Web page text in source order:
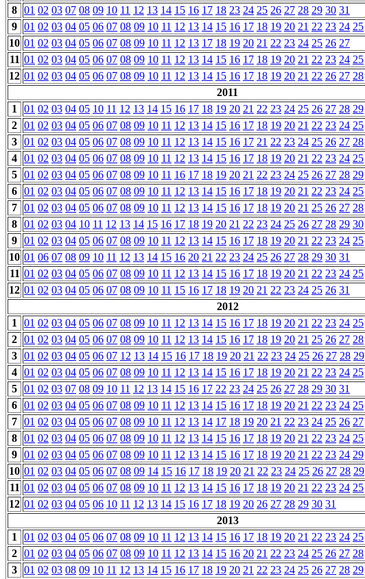
8 01 02 03 07 08 09 10 11 12 13 14 15 16 17 18 23 24 25 26 27 28 29 30 31
9 01 02 03 04 05 06 07 08 09 10 11 12 13 14 15 16 17 18 19 20 21 22 23 24 25
10 01 02 03 04 05 06 07 08 09 10 11 12 13 17 18 19 20 21 22 23 24 25 26 27
11 01 02 03 04 05 06 07 08 09 10 11 12 13 14 15 16 17 18 19 20 21 22 23 24 25
12 01 02 03 04 05 06 07 08 09 10 11 12 13 14 15 16 17 18 19 20 21 22 26 27 28
2011
1
01 02 03 04 05 10 11 12 13 14 15 16 17 18 19 20 21 22 23 24 25 26 27 28 29
2 01 02 03 04 05 06 07 08 09 10 11 12 13 14 15 16 17 18 19 20 21 22 23 24 25
3 01 02 03 04 05 06 07 08 09 10 11 12 13 14 15 16 17 21 22 23 24 25 26 27 28
4 01 02 03 04 05 06 07 08 09 10 11 12 13 14 15 16 17 18 19 20 21 22 23 24 25
5 01 02 03 04 05 06 07 08 09 10 11 16 17 18 19 20 21 22 23 24 25 26 27 28 29
6 01 02 03 04 05 06 07 08 09 10 11 12 13 14 15 16 17 18 19 20 21 22 23 24 25
7 01 02 03 04 05 06 07 08 09 10 11 12 13 14 15 16 17 18 19 20 21 25 26 27 28
8 01 02 03 04 10 11 12 13 14 15 16 17 18 19 20 21 22 23 24 25 26 27 28 29 30
9 01 02 03 04 05 06 07 08 09 10 11 12 13 14 15 16 17 18 19 20 21 22 23 24 25
10 01 06 07 08 09 10 11 12 13 14 15 16 20 21 22 23 24 25 26 27 28 29 30 31
11 01 02 03 04 05 06 07 08 09 10 11 12 13 14 15 16 17 18 19 20 21 22 23 24 25
12 01 02 03 04 05 06 07 08 09 10 11 15 16 17 18 19 20 21 22 23 24 25 26 31
2012
1
01 02 03 04 05 06 07 08 09 10 11 12 13 14 15 16 17 18 19 20 21 22 23 24 25
2 01 02 03 04 05 06 07 08 09 10 11 12 13 14 15 16 17 18 19 20 21 25 26 27 28
3 01 02 03 04 05 06 07 12 13 14 15 16 17 18 19 20 21 22 23 24 25 26 27 28 29
4 01 02 03 04 05 06 07 08 09 10 11 12 13 14 15 16 17 18 19 20 21 22 23 24 25
5 01 02 03 07 08 09 10 11 12 13 14 15 16 17 22 23 24 25 26 27 28 29 30 31
6 01 02 03 04 05 06 07 08 09 10 11 12 13 14 15 16 17 18 19 20 21 22 23 24 25
7 01 02 03 04 05 06 07 08 09 10 11 12 13 14 17 18 19 20 21 22 23 24 25 26 27
8 01 02 03 04 05 06 07 08 09 10 11 12 13 14 15 16 17 18 19 20 21 22 23 24 25
9 01 02 03 04 05 06 07 08 09 10 11 12 13 14 15 16 17 18 19 20 21 22 23 24 29
10 01 02 03 04 05 06 07 08 09 14 15 16 17 18 19 20 21 22 23 24 25 26 27 28 29
11 01 02 03 04 05 06 07 08 09 10 11 12 13 14 15 16 17 18 19 20 21 22 23 24 25
12 01 02 03 04 05 06 10 11 12 13 14 15 16 17 18 19 20 26 27 28 29 30 31
2013
1
01 02 03 04 05 06 07 08 09 10 11 12 13 14 15 16 17 18 19 20 21 22 23 24 25
2 01 02 03 04 05 06 07 08 09 10 11 12 13 14 15 16 20 21 22 23 24 25 26 27 28
3 01 02 03 08 09 10 11 12 13 14 15 16 17 18 19 20 21 22 23 24 25 26 27 28 29